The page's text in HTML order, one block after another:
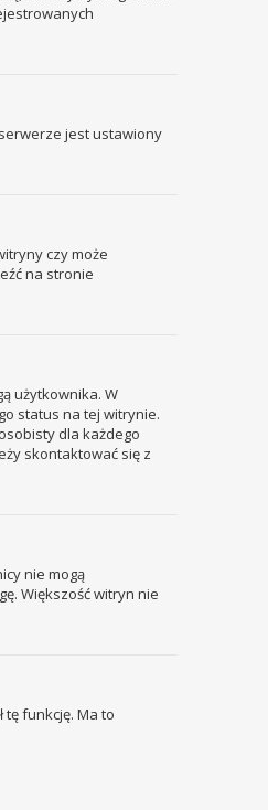
jest ustawiony
czy może
na stronie
użytkownika. W
status na tej witrynie.
dla każdego
skontaktować się z
nie mogą
Większość witryn nie
funkcję. Ma to